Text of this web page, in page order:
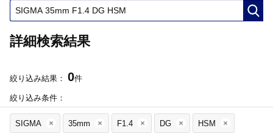
詳細検索結果
絞り込み結果： 0件
絞り込み条件：
SIGMA 35mm F1.4 DG HSM